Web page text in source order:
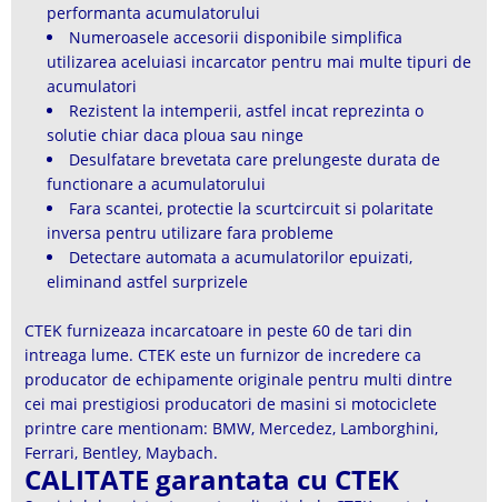
performanta acumulatorului
Numeroasele accesorii disponibile simplifica
utilizarea aceluiasi incarcator pentru mai multe tipuri de
acumulatori
Rezistent la intemperii, astfel incat reprezinta o
solutie chiar daca ploua sau ninge
Desulfatare brevetata care prelungeste durata de
functionare a acumulatorului
Fara scantei, protectie la scurtcircuit si polaritate
inversa pentru utilizare fara probleme
Detectare automata a acumulatorilor epuizati,
eliminand astfel surprizele
CTEK furnizeaza incarcatoare in peste 60 de tari din
intreaga lume. CTEK este un furnizor de incredere ca
producator de echipamente originale pentru multi dintre
cei mai prestigiosi producatori de masini si motociclete
printre care mentionam: BMW, Mercedez, Lamborghini,
Ferrari, Bentley, Maybach.
CALITATE garantata cu CTEK